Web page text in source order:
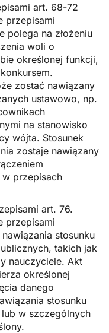
art. 68-72
przepisami
polega na złożeniu
woli o
określonej funkcji,
zostać nawiązany
ustawowo, np.
na stanowisko
wójta. Stosunek
zostaje nawiązany
przepisach
art. 76.
przepisami
stosunku
takich jak
nauczyciele. Akt
określonej
danego
stosunku
w szczególnych